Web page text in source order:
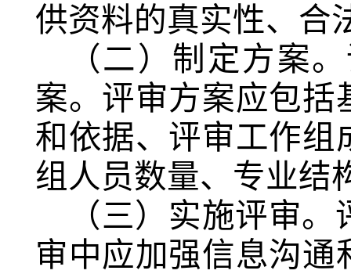
供资料的真实性、合
（二）制定方案
案。评审方案应包括
和依据、评审工作组
组人员数量、专业结
（三）实施评审
审中应加强信息沟